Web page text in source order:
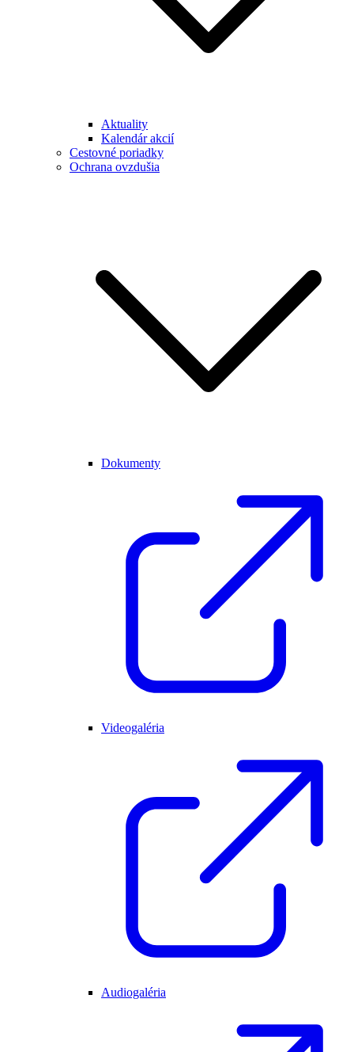
Aktuality
Kalendár akcií
Cestovné poriadky
Ochrana ovzdušia
Dokumenty
Videogaléria
Audiogaléria